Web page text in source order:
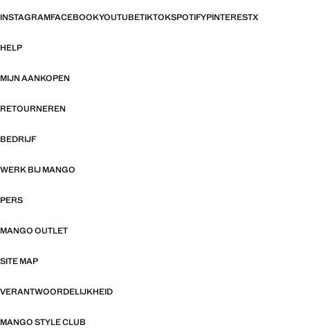
INSTAGRAMFACEBOOKYOUTUBETIKTOKSPOTIFYPINTERESTX
HELP
MIJN AANKOPEN
RETOURNEREN
BEDRIJF
WERK BIJ MANGO
PERS
MANGO OUTLET
SITE MAP
VERANTWOORDELIJKHEID
MANGO STYLE CLUB